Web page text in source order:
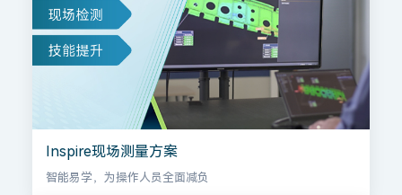
Inspire现场测量方案
智能易学，为操作人员全面减负